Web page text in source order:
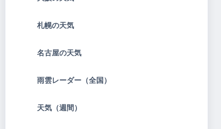
札幌の天気
名古屋の天気
雨雲レーダー（全国）
天気（週間）